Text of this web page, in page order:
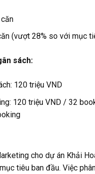
(vượt 28% so với mục
sách:
120 triệu VND
120 triệu VND / 32
cho dự án Khải
tiêu ban đầu. Việc